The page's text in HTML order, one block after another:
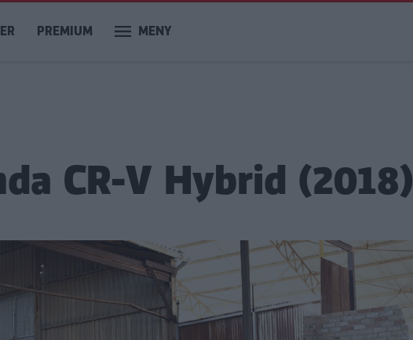
PREMIUM MENY
CR-V Hybrid (2018)